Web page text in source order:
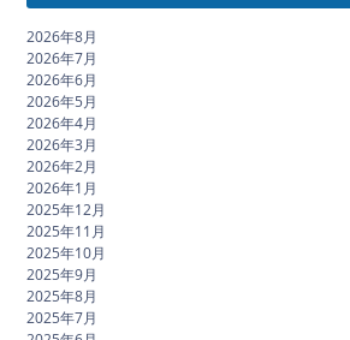
2026年8月
2026年7月
2026年6月
2026年5月
2026年4月
2026年3月
2026年2月
2026年1月
2025年12月
2025年11月
2025年10月
2025年9月
2025年8月
2025年7月